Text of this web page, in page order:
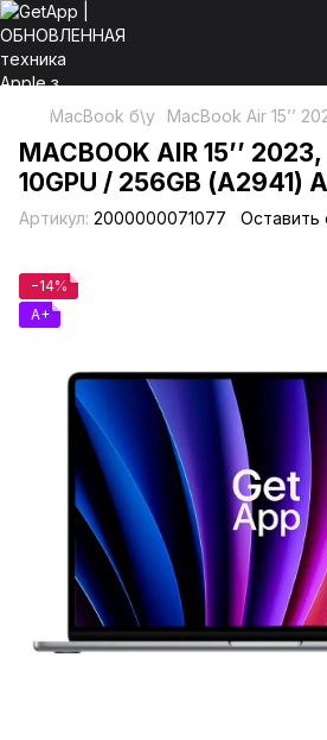
MacBook б\у MacBook Air 15’’
MACBOOK AIR 15’’
10GPU / 256GB (А2941)
Артикул: 2000000071077 Оставить
−14%
A+